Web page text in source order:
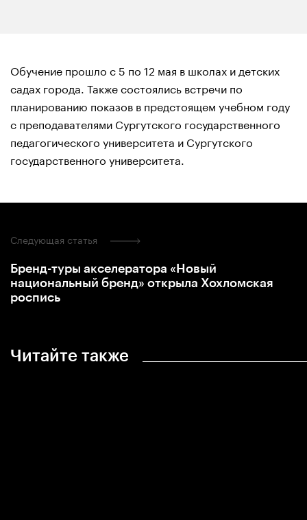
Обучение прошло с 5 по 12 мая в школах и детских
садах города. Также состоялись встречи по
планированию показов в предстоящем учебном году
с преподавателями Сургутского государственного
педагогического университета и Сургутского
государственного университета.
Читайте также
Следующая статья
Бренд-туры акселератора «Новый
национальный бренд» открыла Хохломская
роспись